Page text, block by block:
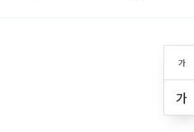
가
가